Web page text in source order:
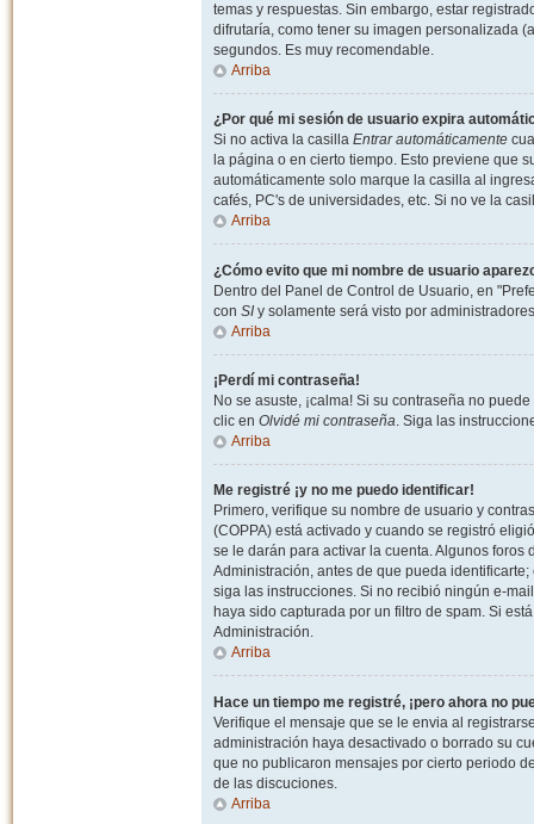
temas y respuestas. Sin embargo, estar
difrutaría, como tener su imagen personalizada
segundos. Es muy recomendable.
Arriba
¿Por qué mi sesión de usuario expira
Si no activa la casilla Entrar automáticamente
la página o en cierto tiempo. Esto previene que
automáticamente solo marque la casilla al
cafés, PC's de universidades, etc. Si no ve la
Arriba
¿Cómo evito que mi nombre de usuario
Dentro del Panel de Control de Usuario, en
con SIy solamente será visto por
Arriba
¡Perdí mi contraseña!
No se asuste, ¡calma! Si su contraseña no
clic en Olvidé mi contraseña. Siga las
Arriba
Me registré ¡y no me puedo identificar!
Primero, verifique su nombre de usuario y
(COPPA) está activado y cuando se registró
se le darán para activar la cuenta. Algunos
Administración, antes de que pueda
siga las instrucciones. Si no recibió ningún e-
haya sido capturada por un filtro de spam. Si
Administración.
Arriba
Hace un tiempo me registré, ¡pero ahora no
Verifique el mensaje que se le envia al
administración haya desactivado o borrado su
que no publicaron mensajes por cierto periodo
de las discuciones.
Arriba